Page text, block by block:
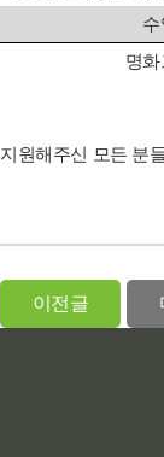
수
명화
지원해주신 모든 분
이전글